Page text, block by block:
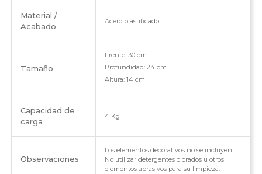
Material /
Acabado
Acero plastificado
Tamaño
Frente: 30 cm
Profundidad: 24 cm
Altura: 14 cm
Capacidad de
carga
4 Kg
Observaciones
Los elementos decorativos no se incluyen.
No utilizar detergentes clorados u otros
elementos abrasivos para su limpieza.